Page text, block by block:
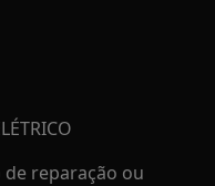
reparação ou